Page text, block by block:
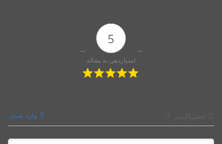
5
امتیازدهی به مقاله
وارد شدن